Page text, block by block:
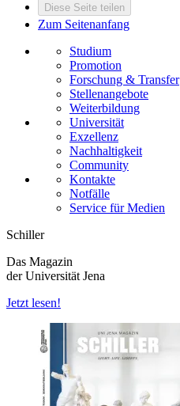
Diese Seite teilen
Zum Seitenanfang
Studium
Promotion
Forschung & Transfer
Stellenangebote
Weiterbildung
Universität
Exzellenz
Nachhaltigkeit
Community
Kontakte
Notfälle
Service für Medien
Schiller
Das Magazin
der Universität Jena
Jetzt lesen!